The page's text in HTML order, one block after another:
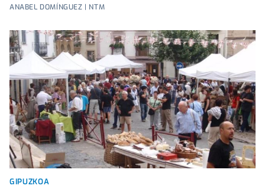
ANABEL DOMÍNGUEZ | NTM
GIPUZKOA